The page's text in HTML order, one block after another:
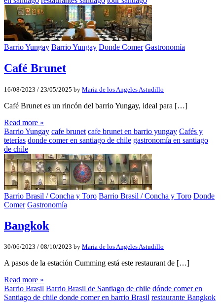
Barrio Yungay Barrio Yungay Donde Comer Gastronomía
Café Brunet
16/08/2023 / 23/05/2025 by Maria de los Angeles Astudillo
Café Brunet es un rincón del barrio Yungay, ideal para […]
Read more »
Barrio Yungay cafe brunet cafe brunet en barrio yungay Cafés y
teterías donde comer en santiago de chile gastronomía en santiago
de chile
Barrio Brasil / Concha y Toro Barrio Brasil / Concha y Toro Donde
Comer Gastronomía
Bangkok
30/06/2023 / 08/10/2023 by Maria de los Angeles Astudillo
A pasos de la estación Cumming está este restaurant de […]
Read more »
Barrio Brasil Barrio Brasil de Santiago de chile dónde comer en
Santiago de chile donde comer en barrio Brasil restaurante Bangkok